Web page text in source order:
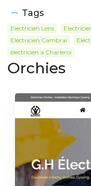
Tags
Electricien Lens
Electricien Cambrai
électricien à Charleroi
Orchies